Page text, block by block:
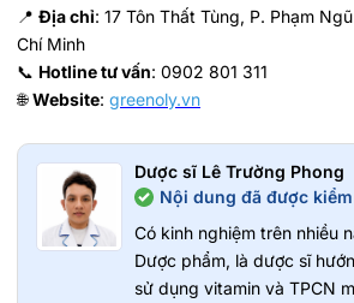
📍 Địa chỉ: 17 Tôn Thất Tùng, P. Phạm
Chí Minh
📞 Hotline tư vấn: 0902 801 311
🌐Website: greenoly.vn
Dược sĩ Lê Trường Phong
Nội dung đã được
Có kinh nghiệm trên nhiều
Dược phẩm, là dược sĩ
sử dụng vitamin và TPCN